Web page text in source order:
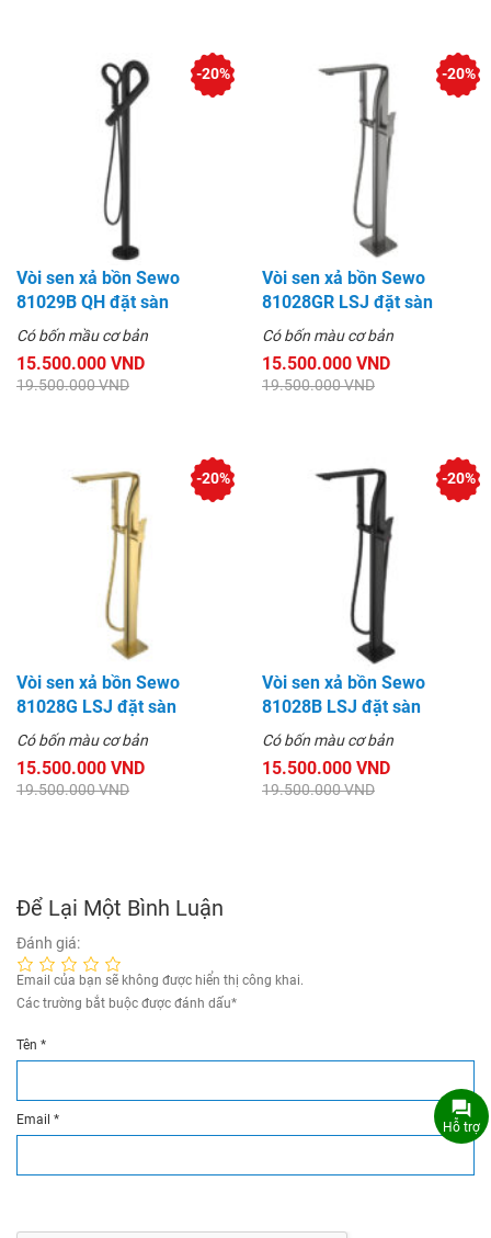
Vòi sen xả bồn Sewo
81029B QH đặt sàn
Có bốn mầu cơ bản
15.500.000 VND
19.500.000 VND
-20%
Vòi sen xả bồn Sewo
81028GR LSJ đặt sàn
Có bốn màu cơ bản
15.500.000 VND
19.500.000 VND
-20%
Vòi sen xả bồn Sewo
81028G LSJ đặt sàn
Có bốn màu cơ bản
15.500.000 VND
19.500.000 VND
-20%
Vòi sen xả bồn Sewo
81028B LSJ đặt sàn
Có bốn màu cơ bản
15.500.000 VND
19.500.000 VND
-20%
Để Lại Một Bình Luận
Đánh giá:
Email của bạn sẽ không được hiển thị công khai.
Các trường bắt buộc được đánh dấu*
Tên *
Email *
Hỗ trợ